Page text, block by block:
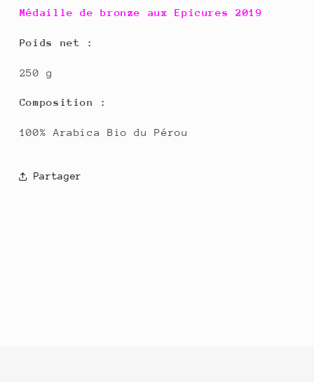
Médaille de bronze aux Epicures 2019
Poids net :
250 g
Composition :
100% Arabica Bio du Pérou
Partager